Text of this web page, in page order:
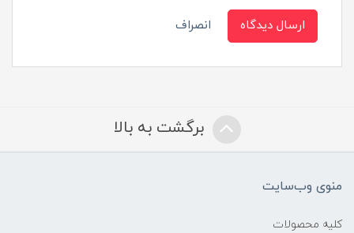
ارسال دیدگاه انصراف
برگشت به بالا
منوی وب‌سایت
کلیه محصولات